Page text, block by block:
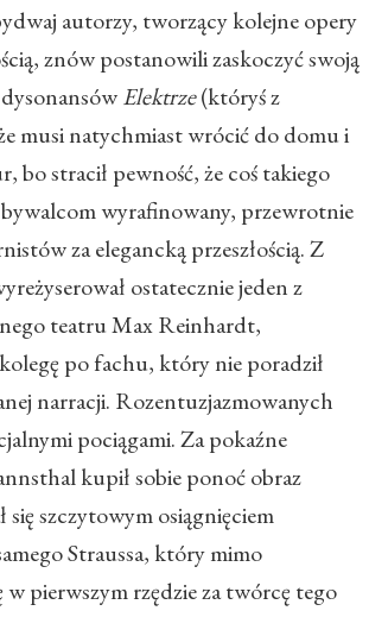
autorzy, tworzący kolejne opery
znów postanowili zaskoczyć swoją
Elektrze(któryś z
musi natychmiast wrócić do domu i
bo stracił pewność, że coś takiego
wyrafinowany, przewrotnie
za elegancką przeszłością. Z
ostatecznie jeden z
teatru Max Reinhardt,
po fachu, który nie poradził
narracji. Rozentuzjazmowanych
pociągami. Za pokaźne
kupił sobie ponoć obraz
się szczytowym osiągnięciem
Straussa, który mimo
w pierwszym rzędzie za twórcę tego